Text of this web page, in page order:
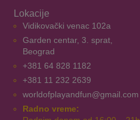
Lokacije
Vidikovački venac 102a
Garden centar, 3. sprat,
Beograd
+381 64 828 1182
+381 11 232 2639
worldofplayandfun@gmail.com
Radno vreme: